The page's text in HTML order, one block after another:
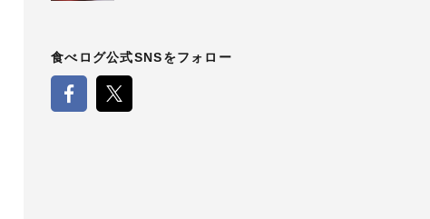
食べログ公式SNSをフォロー